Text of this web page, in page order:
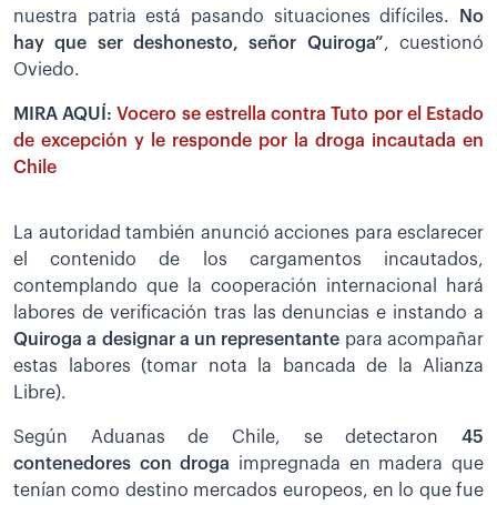
nuestra patria está pasando situaciones difíciles.
No
hay que ser deshonesto, señor Quiroga”, cuestionó
Oviedo.
MIRA AQUÍ:Vocero se estrella contra Tuto por el Estado
de excepción y le responde por la droga incautada en
Chile
La autoridad también anunció acciones para esclarecer
el contenido de los cargamentos incautados,
contemplando que la cooperación internacional hará
labores de verificación tras las denuncias e instando a
Quiroga a designar a un representante para acompañar
estas labores (tomar nota la bancada de la Alianza
Libre).
Según Aduanas de Chile, se detectaron 45
contenedores con droga impregnada en madera que
tenían como destino mercados europeos, en lo que fue